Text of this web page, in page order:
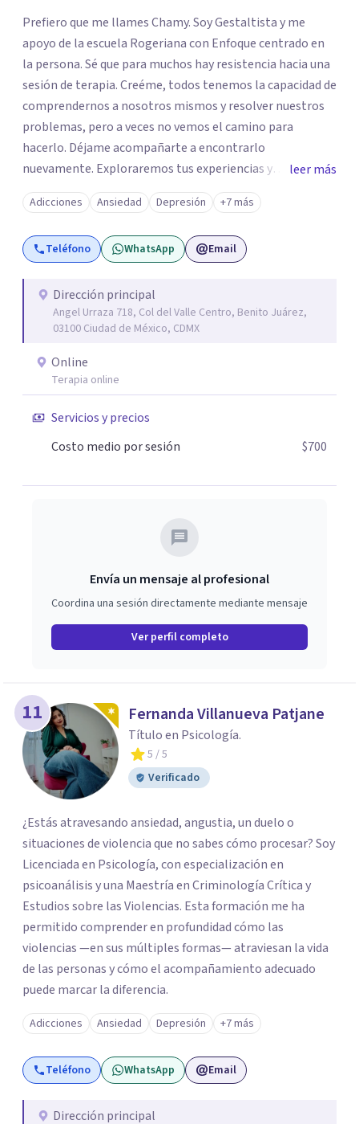
Prefiero que me llames Chamy. Soy Gestaltista y me
apoyo de la escuela Rogeriana con Enfoque centrado en
la persona. Sé que para muchos hay resistencia hacia una
sesión de terapia. Creéme, todos tenemos la capacidad de
comprendernos a nosotros mismos y resolver nuestros
problemas, pero a veces no vemos el camino para
hacerlo. Déjame acompañarte a encontrarlo
nuevamente. Exploraremos tus experiencias y
emociones; encontrar en la novedad otra forma de
responder a ellas y enfrentarlas hoy es a lo que te invito.
Reinventarse es una opción. La relación que
construyamos tú y yo basada en la confianza, honestidad
Aceptación y cambio a través de la empatía con nosotros
y el mundo. Un ambiente que no juzga, un lugar seguro
para hablar de aquello que nos resistimos a aceptar. Sé
del profundo vacío que deja la muerte de un ser querido o
la pérdida de una mascota; lo devastador que es separarte
de quien amas o la frustración al perder un proyecto de
vida; pero también sé, que puedes manejar lo que sientes,
transformarlo y reinventarte. La ansiedad puede
experiencia ¿Cómo es ser tú?
leer más
Adicciones Ansiedad Depresión +7 más
Teléfono WhatsApp Email
Dirección principal
Angel Urraza 718, Col del Valle Centro, Benito Juárez,
03100 Ciudad de México, CDMX
Online
Terapia online
Servicios y precios
Costo medio por sesión
$700
Envía un mensaje al profesional
Coordina una sesión directamente mediante mensaje
Ver perfil completo
11 Fernanda Villanueva Patjane
Título en Psicología.
5 / 5
Verificado
¿Estás atravesando ansiedad, angustia, un duelo o
situaciones de violencia que no sabes cómo procesar? Soy
Licenciada en Psicología, con especialización en
psicoanálisis y una Maestría en Criminología Crítica y
Estudios sobre las Violencias. Esta formación me ha
permitido comprender en profundidad cómo las
violencias —en sus múltiples formas— atraviesan la vida
de las personas y cómo el acompañamiento adecuado
puede marcar la diferencia.
Adicciones Ansiedad Depresión +7 más
Teléfono WhatsApp Email
Dirección principal